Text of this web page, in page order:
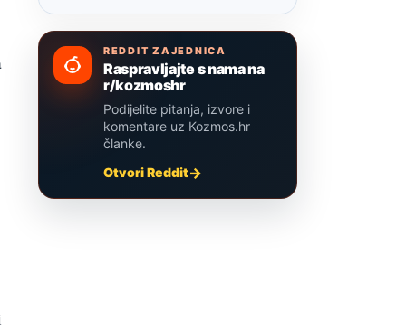
REDDIT ZAJEDNICA
Raspravljajte s nama na
r/kozmoshr
Podijelite pitanja, izvore i
komentare uz Kozmos.hr
članke.
Otvori Reddit